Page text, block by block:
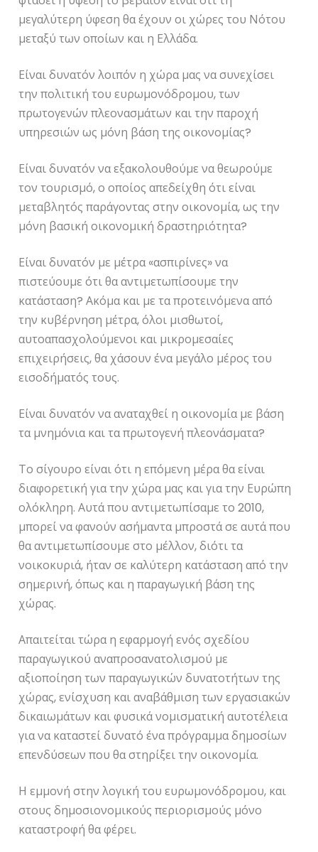
μεγαλύτερη ύφεση θα έχουν οι χώρες του Νότου
μεταξύ των οποίων και η Ελλάδα.
Είναι δυνατόν λοιπόν η χώρα μας να συνεχίσει
την πολιτική του ευρωμονόδρομου, των
πρωτογενών πλεονασμάτων και την παροχή
υπηρεσιών ως μόνη βάση της οικονομίας?
Είναι δυνατόν να εξακολουθούμε να θεωρούμε
τον τουρισμό, ο οποίος απεδείχθη ότι είναι
μεταβλητός παράγοντας στην οικονομία, ως την
μόνη βασική οικονομική δραστηριότητα?
Είναι δυνατόν με μέτρα «ασπιρίνες» να
πιστεύουμε ότι θα αντιμετωπίσουμε την
κατάσταση? Ακόμα και με τα προτεινόμενα από
την κυβέρνηση μέτρα, όλοι μισθωτοί,
αυτοαπασχολούμενοι και μικρομεσαίες
επιχειρήσεις, θα χάσουν ένα μεγάλο μέρος του
εισοδήματός τους.
Είναι δυνατόν να αναταχθεί η οικονομία με βάση
τα μνημόνια και τα πρωτογενή πλεονάσματα?
Το σίγουρο είναι ότι η επόμενη μέρα θα είναι
διαφορετική για την χώρα μας και για την Ευρώπη
ολόκληρη. Αυτά που αντιμετωπίσαμε το 2010,
μπορεί να φανούν ασήμαντα μπροστά σε αυτά που
θα αντιμετωπίσουμε στο μέλλον, διότι τα
νοικοκυριά, ήταν σε καλύτερη κατάσταση από την
σημερινή, όπως και η παραγωγική βάση της
χώρας.
Απαιτείται τώρα η εφαρμογή ενός σχεδίου
παραγωγικού αναπροσανατολισμού με
αξιοποίηση των παραγωγικών δυνατοτήτων της
χώρας, ενίσχυση και αναβάθμιση των εργασιακών
δικαιωμάτων και φυσικά νομισματική αυτοτέλεια
για να καταστεί δυνατό ένα πρόγραμμα δημοσίων
επενδύσεων που θα στηρίξει την οικονομία.
Η εμμονή στην λογική του ευρωμονόδρομου, και
στους δημοσιονομικούς περιορισμούς μόνο
καταστροφή θα φέρει.